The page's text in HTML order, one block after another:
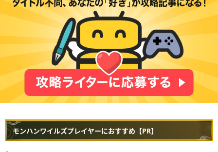
モンハンワイルズプレイヤーにおすすめ【PR】